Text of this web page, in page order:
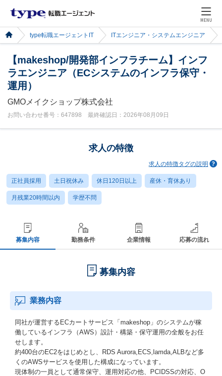
MENU
type転職エージェントIT ITエンジニア・システムエンジニア
【makeshop/開発部インフラチーム】インフ
ラエンジニア（ECシステムのインフラ保守・
運用）
GMOメイクショップ株式会社
お問い合わせ番号：647898 最終確認日：2026年08月09日
求人の特徴
求人の特徴タグの説明
正社員採用 土日祝休み 休日120日以上 産休・育休あり
月残業20時間以内 学歴不問
募集内容 勤務条件 企業情報 応募の流れ
募集内容
業務内容
同社が運営するECカートサービス「makeshop」のシステムが稼
働しているインフラ（AWS）設計・構築・保守運用の全般をお任
せします。
約400台のEC2をはじめとし、RDS Aurora,ECS,lamda,ALBなど多
くのAWSサービスを使用した構成になっています。
現体制の一員として通常保守、運用対応の他、PCIDSSの対応、O